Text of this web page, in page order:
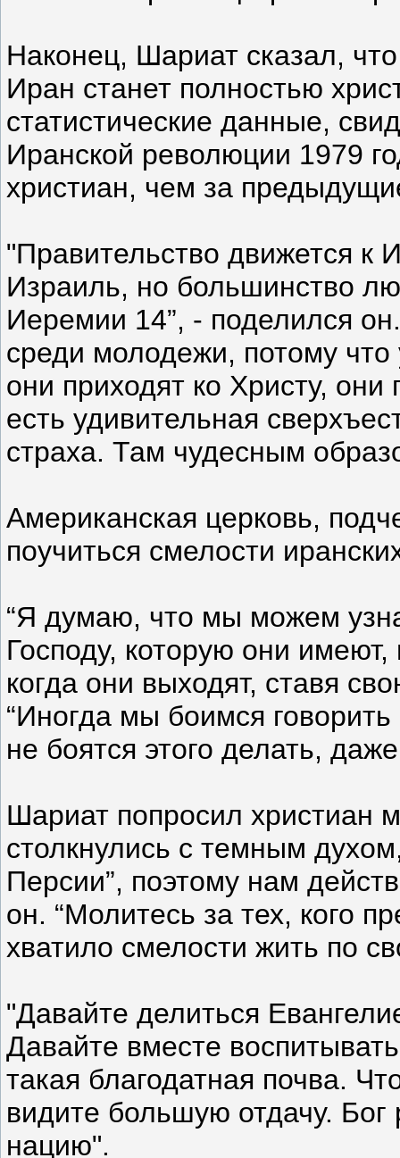
Наконец, Шариат сказал,
Иран станет полностью
статистические данные,
Иранской революции 1979
христиан, чем за
"Правительство движется к
Израиль, но большинство
Иеремии 14”, - поделился
среди молодежи, потому
они приходят ко Христу, они
есть удивительная
страха. Там чудесным
Американская церковь,
поучиться смелости
“Я думаю, что мы можем
Господу, которую они
когда они выходят, ставя
“Иногда мы боимся
не боятся этого делать,
Шариат попросил христиан
столкнулись с темным
Персии”, поэтому нам
он. “Молитесь за тех, кого
хватило смелости жить по
"Давайте делиться
Давайте вместе
такая благодатная почва.
видите большую отдачу.
нацию".